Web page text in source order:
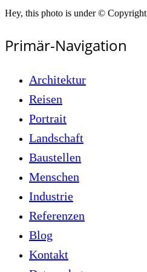
Hey, this photo is under © Copyright
Primär-Navigation
Architektur
Reisen
Portrait
Landschaft
Baustellen
Menschen
Industrie
Referenzen
Blog
Kontakt